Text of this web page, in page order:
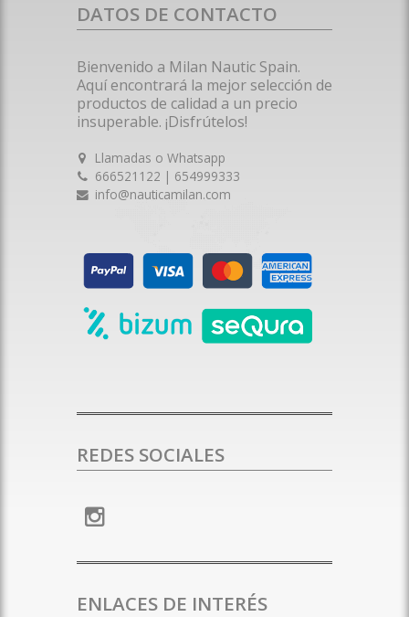
DATOS DE CONTACTO
Bienvenido a Milan Nautic Spain.
Aquí encontrará la mejor selección de
productos de calidad a un precio
insuperable. ¡Disfrútelos!
Llamadas o Whatsapp
666521122 | 654999333
info@nauticamilan.com
REDES SOCIALES
ENLACES DE INTERÉS